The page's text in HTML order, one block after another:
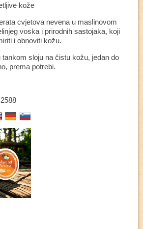
kože
cvjetova nevena u maslinovom
voska i prirodnih sastojaka, koji
i obnoviti kožu.
tankom sloju na čistu kožu, jedan do
prema potrebi.